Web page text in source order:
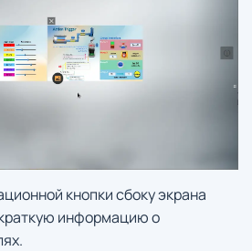
кнопки сбоку экрана
информацию о